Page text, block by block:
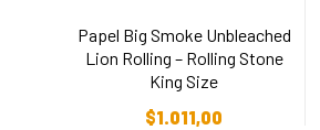
Papel Big Smoke Unbleached
Lion Rolling – Rolling Stone
King Size
$1.011,00